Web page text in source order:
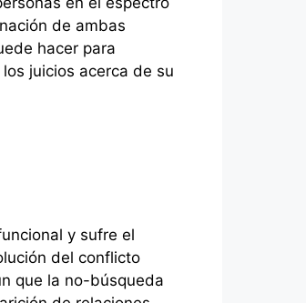
de ambas
hacer para
juicios acerca de su
y sufre el
del conflicto
que la no-búsqueda